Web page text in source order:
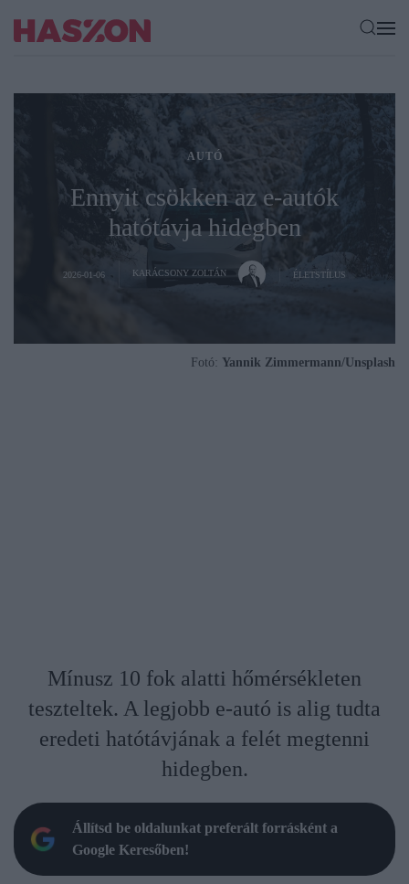
AUTÓ
Ennyit csökken az e-autók
hatótávja hidegben
2026-01-06 KARÁCSONY ZOLTÁN ÉLETSTÍLUS
Fotó: Yannik Zimmermann/Unsplash
Mínusz 10 fok alatti hőmérsékleten
teszteltek. A legjobb e-autó is alig tudta
eredeti hatótávjának a felét megtenni
hidegben.
Állítsd be oldalunkat preferált forrásként a
Google Keresőben!